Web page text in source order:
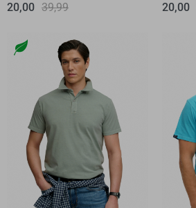
20,00 39,99
20,00